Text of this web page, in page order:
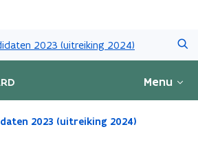
en
naar
gaan
2023 (uitreiking 2024)
Menu
2023 (uitreiking 2024)